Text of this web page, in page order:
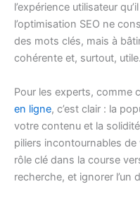
l’expérience utilisateur
l’optimisation SEO ne
des mots clés, mais à
cohérente et, surtout, utile.
Pour les experts, comme
en ligne, c’est clair : la
votre contenu et la
piliers incontournables
rôle clé dans la course
recherche, et ignorer l’un